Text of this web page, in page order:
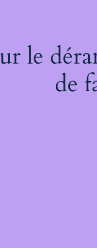
le
de